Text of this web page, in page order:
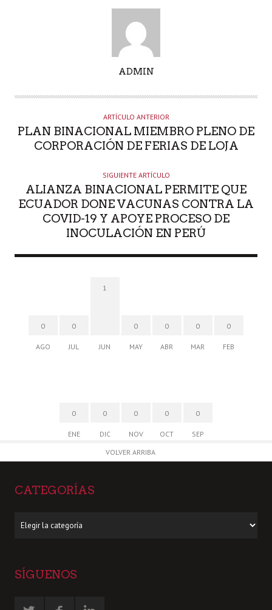
T
R
ADMIN
ARTÍCULO ANTERIOR
PLAN BINACIONAL MIEMBRO PLENO DE
CORPORACIÓN DE FERIAS DE LOJA
SIGUIENTE ARTÍCULO
ALIANZA BINACIONAL PERMITE QUE
ECUADOR DONE VACUNAS CONTRA LA
COVID-19 Y APOYE PROCESO DE
INOCULACIÓN EN PERÚ
0
AGO
0
JUL
1
JUN
0
MAY
0
ABR
0
MAR
0
FEB
0
ENE
0
DIC
0
NOV
0
OCT
0
SEP
VOLVER ARRIBA
CATEGORÍAS
SÍGUENOS